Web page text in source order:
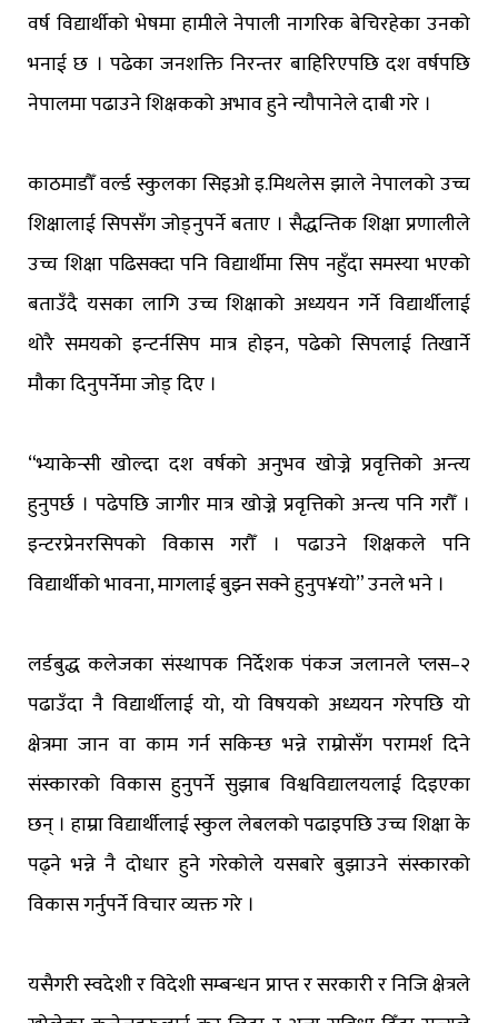
वर्ष विद्यार्थीको भेषमा हामीले नेपाली नागरिक बेचिरहेका उनको
भनाई छ । पढेका जनशक्ति निरन्तर बाहिरिएपछि दश वर्षपछि
नेपालमा पढाउने शिक्षकको अभाव हुने न्यौपानेले दाबी गरे ।
काठमाडौँ वर्ल्ड स्कुलका सिइओ इ.मिथलेस झाले नेपालको उच्च
शिक्षालाई सिपसँग जोड्नुपर्ने बताए । सैद्धन्तिक शिक्षा प्रणालीले
उच्च शिक्षा पढिसक्दा पनि विद्यार्थीमा सिप नहुँदा समस्या भएको
बताउँदै यसका लागि उच्च शिक्षाको अध्ययन गर्ने विद्यार्थीलाई
थोरै समयको इन्टर्नसिप मात्र होइन, पढेको सिपलाई तिखार्ने
मौका दिनुपर्नेमा जोड् दिए ।
“भ्याकेन्सी खोल्दा दश वर्षको अनुभव खोज्ने प्रवृत्तिको अन्त्य
हुनुपर्छ । पढेपछि जागीर मात्र खोज्ने प्रवृत्तिको अन्त्य पनि गरौँ ।
इन्टरप्रेनरसिपको विकास गरौँ । पढाउने शिक्षकले पनि
विद्यार्थीको भावना, मागलाई बुझ्न सक्ने हुनुप¥यो” उनले भने ।
लर्डबुद्ध कलेजका संस्थापक निर्देशक पंकज जलानले प्लस–२
पढाउँदा नै विद्यार्थीलाई यो, यो विषयको अध्ययन गरेपछि यो
क्षेत्रमा जान वा काम गर्न सकिन्छ भन्ने राम्रोसँग परामर्श दिने
संस्कारको विकास हुनुपर्ने सुझाब विश्वविद्यालयलाई दिइएका
छन् । हाम्रा विद्यार्थीलाई स्कुल लेबलको पढाइपछि उच्च शिक्षा के
पढ्ने भन्ने नै दोधार हुने गरेकोले यसबारे बुझाउने संस्कारको
विकास गर्नुपर्ने विचार व्यक्त गरे ।
यसैगरी स्वदेशी र विदेशी सम्बन्धन प्राप्त र सरकारी र निजि क्षेत्रले